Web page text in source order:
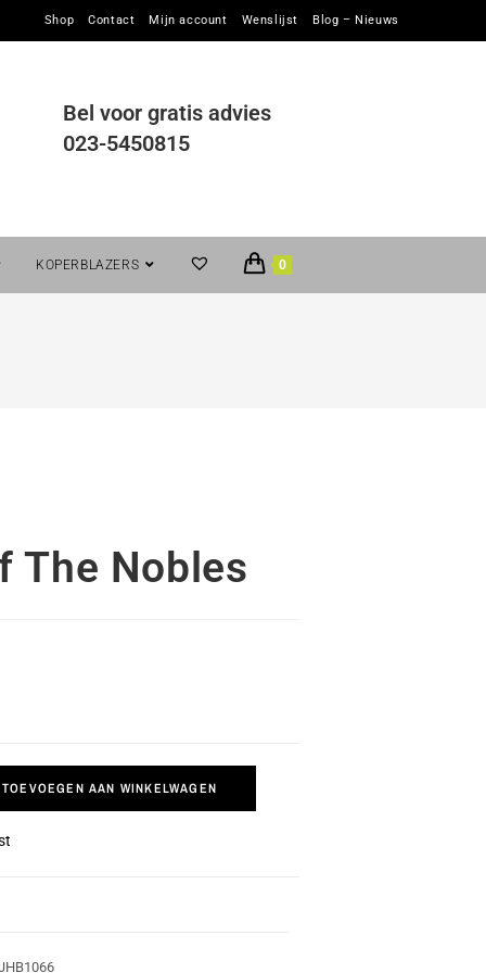
Shop Contact Mijn account Wenslijst Blog – Nieuws
Bel voor gratis advies
023-5450815
KOPERBLAZERS 0
The Nobles
TOEVOEGEN AAN WINKELWAGEN